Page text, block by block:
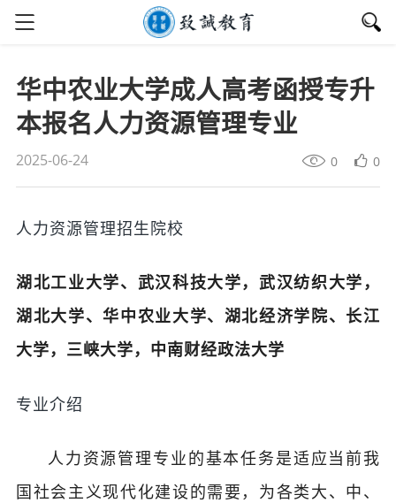
华中农业大学成人高考函授专升
本报名人力资源管理专业
2025-06-24 0 0
人力资源管理招生院校
湖北工业大学、武汉科技大学，武汉纺织大学，
湖北大学、华中农业大学、湖北经济学院、长江
大学，三峡大学，中南财经政法大学
专业介绍
人力资源管理专业的基本任务是适应当前我
国社会主义现代化建设的需要，为各类大、中、